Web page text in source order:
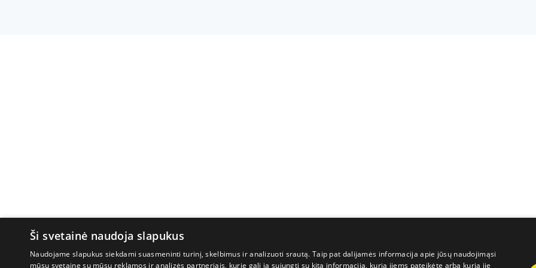
Ši svetainė naudoja slapukus
Naudojame slapukus siekdami suasmeninti turinį, skelbimus ir analizuoti srautą. Taip pat dalijamės informacija apie jūsų naudojimąsi
mūsų svetaine su mūsų reklamos ir analizės partneriais, kurie gali ją sujungti su kita informacija, kurią jiems pateikėte arba kurią jie